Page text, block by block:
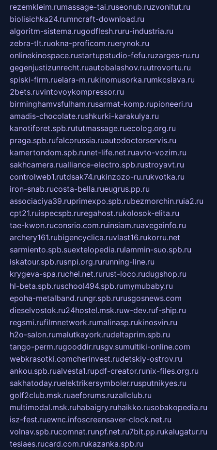
rezemkleim.rumassage-tai.ruseonub.ruzvonitut.ru
biolisichka24.rumncraft-download.ru
algoritm-sistema.rugodflesh.ruru-industria.ru
zebra-tlt.ruokna-proficom.ruerynok.ru
onlinekinospace.rustartupstudio-fefu.ruzarges-ru.ru
gegenjustizunrecht.ruautobalashov.ruutrovortu.ru
spiski-firm.ruelara-m.rukinomusorka.rumkcslava.ru
2bets.ruvintovoykompressor.ru
birminghamvsfulham.rusarmat-komp.rupioneeri.ru
amadis-chocolate.rushkurki-karakulya.ru
kanotiforet.spb.rututmassage.ruecolog.org.ru
praga.spb.rufalcorussia.ruautodoctorservis.ru
kamertondom.spb.runet-life.net.ruavto-vozim.ru
sakhcamera.rualliance-electro.spb.rustroyavt.ru
controlweb1.rutdsak74.rukinzozo-ru.rukvotka.ru
iron-snab.rucosta-bella.rueugrus.pp.ru
associaciya39.ruprimexpo.spb.rubezmorchin.ruia2.ru
cpt21.ruispecspb.ruregahost.rukolosok-elita.ru
tae-kwon.ruconsrio.com.ruinsiam.ruavegainfo.ru
archery161.rubigencyclica.ruvlast16.rukorru.net
sarmiento.spb.suextelopedia.rulammin-suo.spb.ru
iskatour.spb.rusnpi.org.rurunning-line.ru
krygeva-spa.ruchel.net.rurust-loco.rudugshop.ru
hl-beta.spb.ruschool494.spb.rumymubaby.ru
epoha-metalband.rungr.spb.rurusgosnews.com
dieselvostok.ru24hostel.msk.ruw-dev.ruf-ship.ru
regsmi.rufilmnetwork.rumalinasp.rukinosvin.ru
h2o-salon.rumalutkayork.rudeltaprim.spb.ru
tango-perm.rugooddir.rusgv.sumultiki-online.com
webkrasotki.comcherinvest.rudetskiy-ostrov.ru
ankou.spb.rualvesta1.rupdf-creator.runix-files.org.ru
sakhatoday.ruelektrikersymboler.rusputnikyes.ru
golf2club.msk.ruaeforums.ruzallclub.ru
multimodal.msk.ruhabaigry.ruhaikko.rusobakopedia.ru
isz-fest.ruewnc.infoscreensaver-clock.net.ru
volnav.spb.rucomnat.runpf.net.ru7bit.pp.rukalugatur.ru
tesiaes.rucard.com.rukazanka.spb.ru